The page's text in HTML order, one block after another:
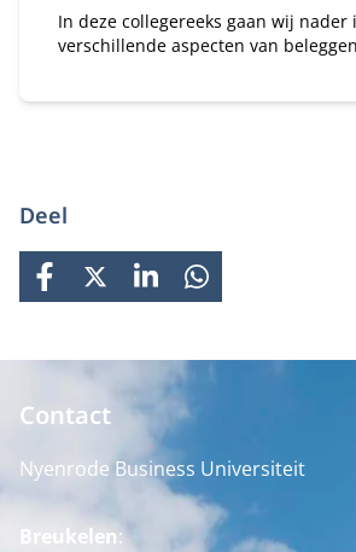
In deze collegereeks gaan wij nader
verschillende aspecten van
Deel
FACEBOOK
X LINKEDINWHATSAPP
Contact
Nyenrode Business Universiteit
Breukelen: